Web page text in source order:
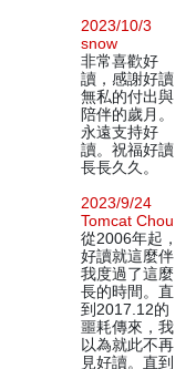
2023/10/3
snow
非常喜歡好
讀，感謝好讀
無私的付出與
陪伴的歲月。
永遠支持好
讀。祝福好讀
長長久久。
2023/9/24
Tomcat Chou
從2006年起，
好讀就這麼伴
我度過了這麼
長的時間。直
到2017.12的
噩耗傳來，我
以為就此不再
見好讀。直到